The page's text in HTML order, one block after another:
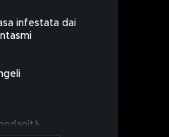
infestata dai